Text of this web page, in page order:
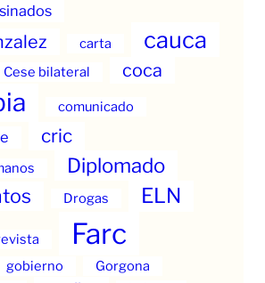
carta cauca
Cese bilateral coca
comunicado
cric
Diplomado
Drogas ELN
Farc
gobierno
Gorgona